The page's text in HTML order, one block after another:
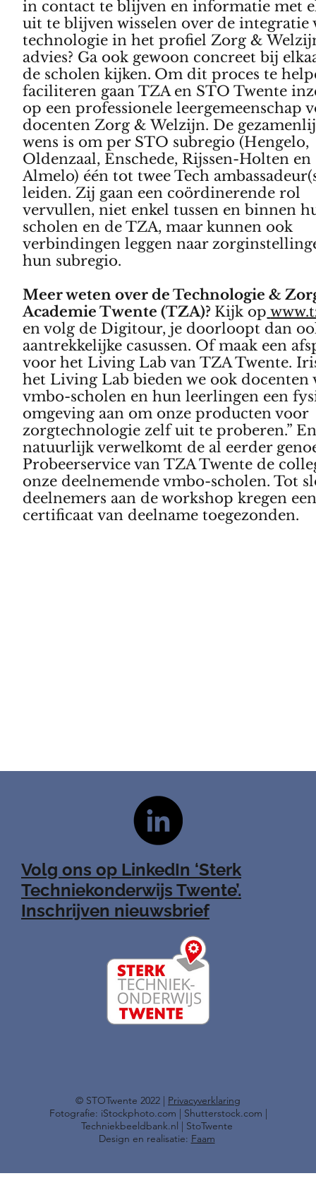
in contact te blijven en informatie met
uit te blijven wisselen over de integratie
technologie in het profiel Zorg &
advies? Ga ook gewoon concreet bij
de scholen kijken. Om dit proces te
faciliteren gaan TZA en STO Twente
op een professionele leergemeenschap
docenten Zorg & Welzijn. De
wens is om per STO subregio (Hengelo,
Oldenzaal, Enschede, Rijssen-Holten en
Almelo) één tot twee Tech
leiden. Zij gaan een coördinerende rol
vervullen, niet enkel tussen en binnen
scholen en de TZA, maar kunnen ook
verbindingen leggen naar
hun subregio.
Meer weten over de Technologie &
Academie Twente (TZA)? Kijk op
en volg de Digitour, je doorloopt dan
aantrekkelijke casussen. Of maak een
voor het Living Lab van TZA Twente.
het Living Lab bieden we ook docenten
vmbo-scholen en hun leerlingen een
omgeving aan om onze producten voor
zorgtechnologie zelf uit te proberen.”
natuurlijk verwelkomt de al eerder
Probeerservice van TZA Twente de
onze deelnemende vmbo-scholen. Tot
deelnemers aan de workshop kregen
certificaat van deelname toegezonden.
Volg ons op LinkedIn ‘Sterk
Techniekonderwijs Twente’.
Inschrijven nieuwsbrief
​© STOTwente 2022 | Privacyverklaring
Fotografie: iStockphoto.com | Shutterstock.com |
Techniekbeeldbank.nl | StoTwente
Design en realisatie: Faam